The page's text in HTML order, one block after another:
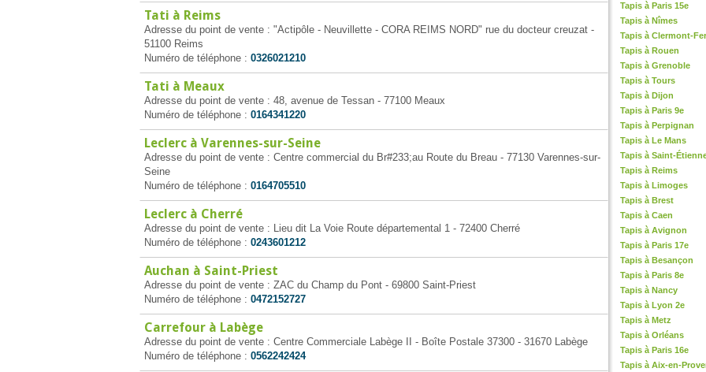
Tati à Reims
Adresse du point de vente : "Actipôle - Neuvillette - CORA REIMS NORD" rue du docteur creuzat -
51100 Reims
Numéro de téléphone : 0326021210
Tati à Meaux
Adresse du point de vente : 48, avenue de Tessan - 77100 Meaux
Numéro de téléphone : 0164341220
Leclerc à Varennes-sur-Seine
Adresse du point de vente : Centre commercial du Br#233;au Route du Breau - 77130 Varennes-sur-
Seine
Numéro de téléphone : 0164705510
Leclerc à Cherré
Adresse du point de vente : Lieu dit La Voie Route départemental 1 - 72400 Cherré
Numéro de téléphone : 0243601212
Auchan à Saint-Priest
Adresse du point de vente : ZAC du Champ du Pont - 69800 Saint-Priest
Numéro de téléphone : 0472152727
Carrefour à Labège
Adresse du point de vente : Centre Commerciale Labège II - Boîte Postale 37300 - 31670 Labège
Numéro de téléphone : 0562242424
Tapis à Paris 15e
Tapis à Nîmes
Tapis à Clermont-
Tapis à Rouen
Tapis à Grenoble
Tapis à Tours
Tapis à Dijon
Tapis à Paris 9e
Tapis à Perpignan
Tapis à Le Mans
Tapis à Saint-
Tapis à Reims
Tapis à Limoges
Tapis à Brest
Tapis à Caen
Tapis à Avignon
Tapis à Paris 17e
Tapis à Besançon
Tapis à Paris 8e
Tapis à Nancy
Tapis à Lyon 2e
Tapis à Metz
Tapis à Orléans
Tapis à Paris 16e
Tapis à Aix-en-